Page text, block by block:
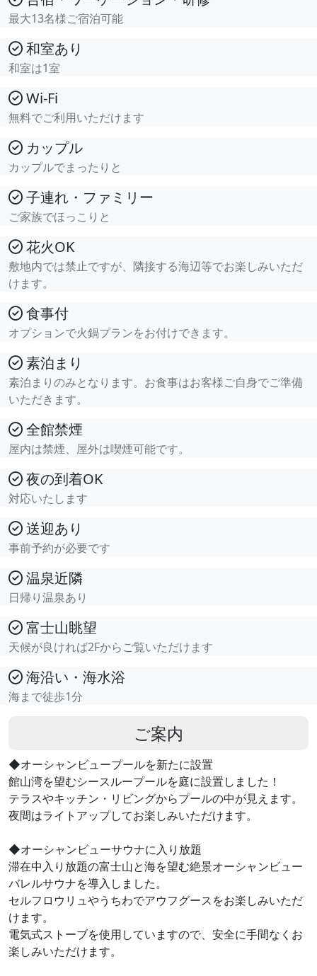
最大13名様ご宿泊可能
和室あり
和室は1室
Wi-Fi
無料でご利用いただけます
カップル
カップルでまったりと
子連れ・ファミリー
ご家族でほっこりと
花火OK
敷地内では禁止ですが、隣接する海辺等でお楽しみいただ
けます。
食事付
オプションで火鍋プランをお付けできます。
素泊まり
素泊まりのみとなります。お食事はお客様ご自身でご準備
いただきます。
全館禁煙
屋内は禁煙、屋外は喫煙可能です。
夜の到着OK
対応いたします
送迎あり
事前予約が必要です
温泉近隣
日帰り温泉あり
富士山眺望
天候が良ければ2Fからご覧いただけます
海沿い・海水浴
海まで徒歩1分
ご案内
◆オーシャンビュープールを新たに設置
館山湾を望むシースループールを庭に設置しました！
テラスやキッチン・リビングからプールの中が見えます。
夜間はライトアップしてお楽しみいただけます。
◆オーシャンビューサウナに入り放題
滞在中入り放題の富士山と海を望む絶景オーシャンビュー
バレルサウナを導入しました。
セルフロウリュやうちわでアウフグースをお楽しみいただ
けます。
電気式ストーブを使用していますので、安全に手間なくお
楽しみいただけます。